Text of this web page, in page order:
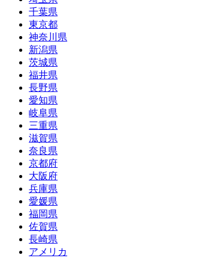
千葉県
東京都
神奈川県
新潟県
茨城県
福井県
長野県
愛知県
岐阜県
三重県
滋賀県
奈良県
京都府
大阪府
兵庫県
愛媛県
福岡県
佐賀県
長崎県
アメリカ